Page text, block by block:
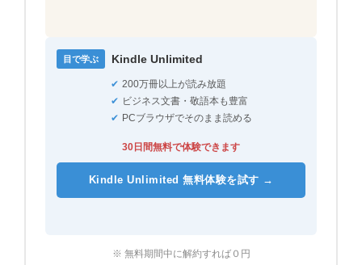
目で学ぶ Kindle Unlimited
✔ 200万冊以上が読み放題
✔ ビジネス文書・敬語本も豊富
✔ PCブラウザでそのまま読める
30日間無料で体験できます
Kindle Unlimited 無料体験を試す →
※ 無料期間中に解約すれば０円